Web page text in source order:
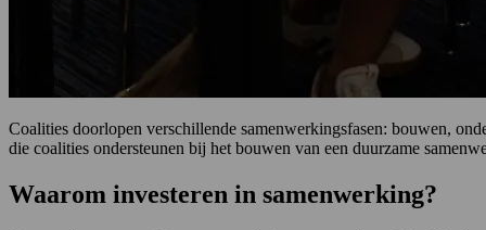
Coalities doorlopen verschillende samenwerkingsfasen: bouwen,
die coalities ondersteunen bij het bouwen van een duurzame
Waarom investeren in samenwerking?